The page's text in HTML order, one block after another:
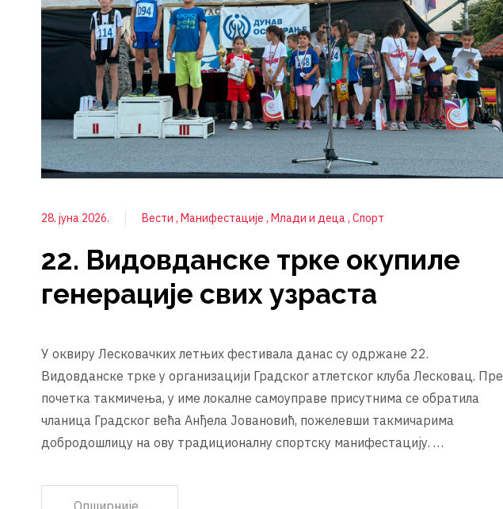
28. јуна 2026. Вести Манифестације Млади и деца Спорт
22. Видовданске трке окупиле
генерације свих узраста
У оквиру Лесковачких летњих фестивала данас су одржане 22.
Видовданске трке у организацији Градског атлетског клуба Лесковац. Пре
почетка такмичења, у име локалне самоуправе присутнима се обратила
чланица Градског већа Анђела Јовановић, пожелевши такмичарима
добродошлицу на ову традиционалну спортску манифестацију. …